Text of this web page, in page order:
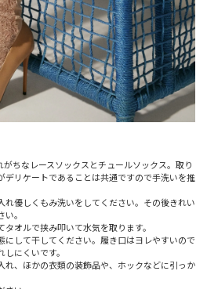
ちなレースソックスとチュールソックス。取り
デリケートであることは共通ですので手洗いを推
優しくもみ洗いをしてください。その後きれい
。
オルで挟み叩いて水気を取ります。
して干してください。履き口はヨレやすいので
にくいです。
、ほかの衣類の装飾品や、ホックなどに引っか